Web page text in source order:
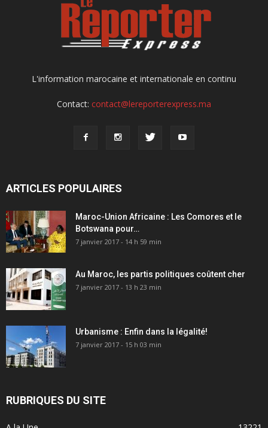
L'information marocaine et internationale en continu
Contact: contact@lereporterexpress.ma
ARTICLES POPULAIRES
Maroc-Union Africaine : Les Comores et le
Botswana pour…
7 janvier 2017 - 14 h 59 min
Au Maroc, les partis politiques coûtent cher
7 janvier 2017 - 13 h 23 min
Urbanisme : Enfin dans la légalité!
7 janvier 2017 - 15 h 03 min
RUBRIQUES DU SITE